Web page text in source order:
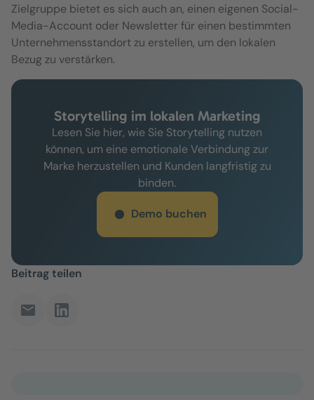
Zielgruppe bietet es sich auch an, einen eigenen Social-
Media-Account oder Newsletter für einen bestimmten
Unternehmensstandort zu erstellen, um den lokalen
Bezug zu verstärken.
Storytelling im lokalen Marketing
Lesen Sie hier, wie Sie Storytelling nutzen
können, um eine emotionale Verbindung zur
Marke herzustellen und Kunden langfristig zu
binden.
Demo buchen
Beitrag teilen